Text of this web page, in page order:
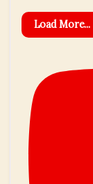
Load More...